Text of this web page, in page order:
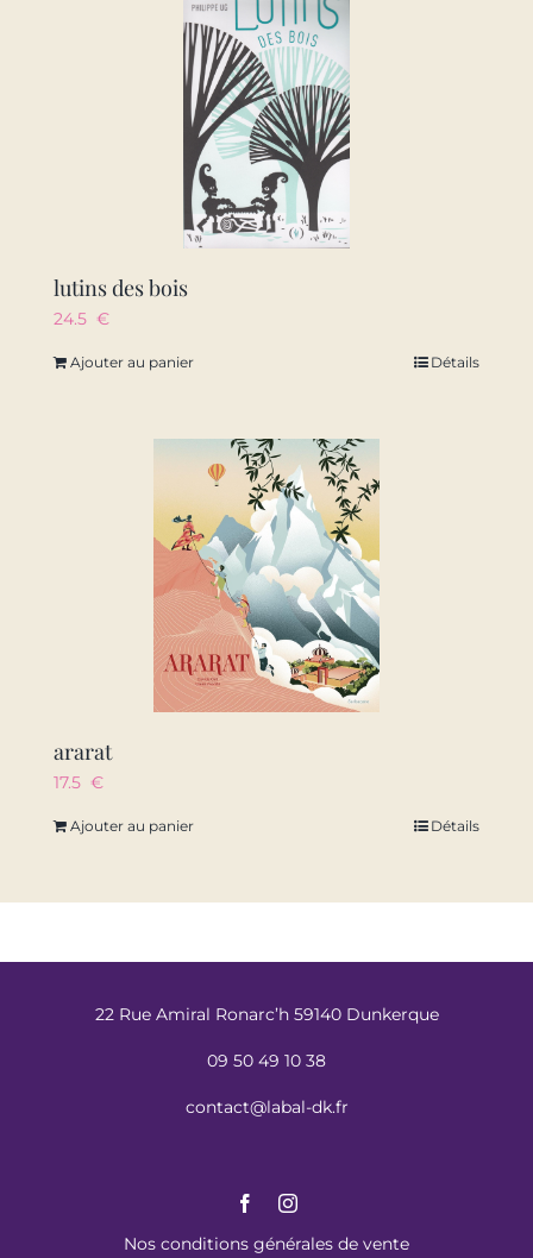
lutins des bois
24.5 €
Ajouter au panier Détails
ararat
17.5 €
Ajouter au panier Détails
22 Rue Amiral Ronarc’h 59140 Dunkerque
09 50 49 10 38
contact@labal-dk.fr
Nos conditions générales de vente